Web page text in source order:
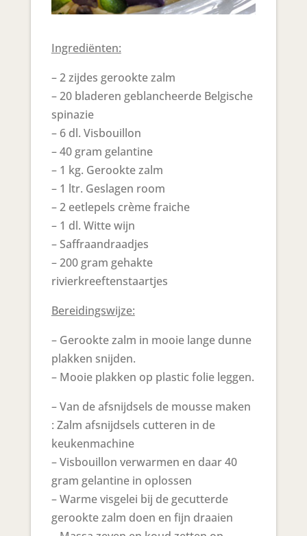
Ingrediënten:
– 2 zijdes gerookte zalm
– 20 bladeren geblancheerde Belgische
spinazie
– 6 dl. Visbouillon
– 40 gram gelantine
– 1 kg. Gerookte zalm
– 1 ltr. Geslagen room
– 2 eetlepels crème fraiche
– 1 dl. Witte wijn
– Saffraandraadjes
– 200 gram gehakte
rivierkreeftenstaartjes
Bereidingswijze:
– Gerookte zalm in mooie lange dunne
plakken snijden.
– Mooie plakken op plastic folie leggen.
– Van de afsnijdsels de mousse maken
: Zalm afsnijdsels cutteren in de
keukenmachine
– Visbouillon verwarmen en daar 40
gram gelantine in oplossen
– Warme visgelei bij de gecutterde
gerookte zalm doen en fijn draaien